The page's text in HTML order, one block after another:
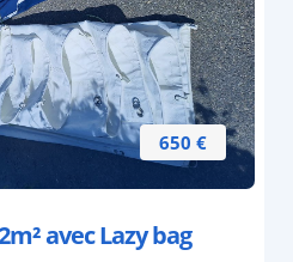
650 €
avec Lazy bag